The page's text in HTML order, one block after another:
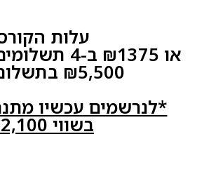
עלות
או ₪1375 ב-4 תשלומים (ללא ריבית)
₪5,500 בתשלום אחד
*לנרשמים עכשיו
בשווי ₪2,100